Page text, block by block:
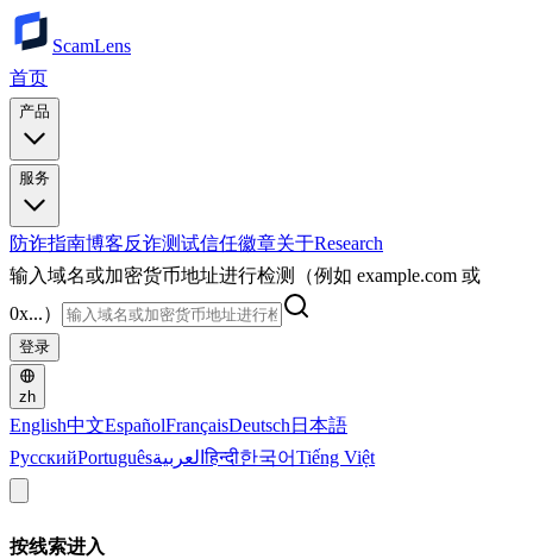
ScamLens
首页
产品
服务
防诈指南博客反诈测试信任徽章关于Research
输入域名或加密货币地址进行检测（例如 example.com 或
0x...）
登录
zh
English中文EspañolFrançaisDeutsch 日本語
РусскийPortuguêsالعربيةहिन्दी한국어Tiếng Việt
按线索进入